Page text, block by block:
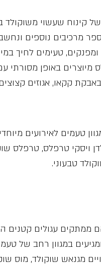
קינוח שעשוי משוקולד
מרכיבים נוספים
ומפנקים, טעימים לחיך
מיוצרים באופן מסורתי
קקאו, אגוזים
טעמים לאירועים
ויסקי טרפלס, טרפלס
טבעוני.
ממתקים עגולים קטנים
במגוון רחב של
מגנאש שוקולד, מוס